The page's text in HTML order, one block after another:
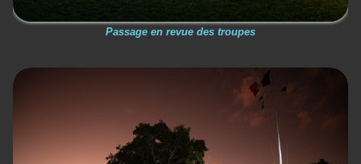
Passage en revue des troupes